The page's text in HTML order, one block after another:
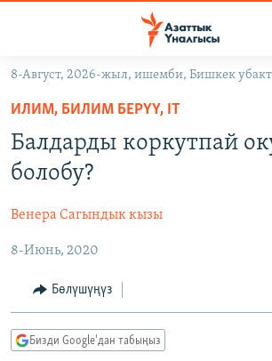
Навигацияга
өтүңүз
Издөөгө
салыңызКЫРГЫЗСТАН
ЭКОНОМИКА
МАДАНИЯТ
ДҮЙНӨ
БОРБОР АЗИЯ
УКРАИНА
АТАЙЫН ИЛИКТӨӨ
ТВ ПРОГРАММАЛАР
БҮГҮН АЗАТТЫКТА
БИЗ ЖАНА ДҮЙНӨ
ПОДКАСТ
ӨЗГӨЧӨ ПИКИР
8-Август, 2026-жыл, ишемби, Бишкек
ИЛИМ, БИЛИМ БЕРҮҮ, IT
Балдарды коркутпай
болобу?
Венера Сагындык кызы
8-Июнь, 2020
Бөлүшүңүз
Бизди Google'дан табыңыз